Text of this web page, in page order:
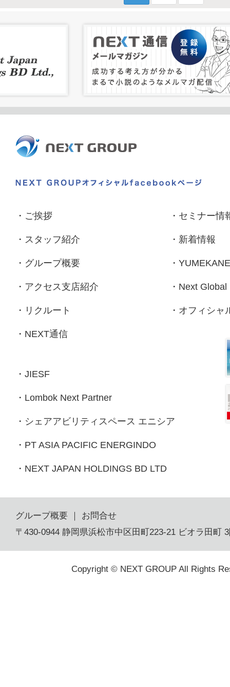
・ ご挨拶
・ スタッフ紹介
・ グループ概要
・ アクセス支店紹介
・ リクルート
・ NEXT通信
・ セミナー情
・ 新着情報
・
・ Next Global
・ オフィシャ
・ JIESF
・ Lombok Next Partner
・ シェアアビリティスペース エニシア
・ PT ASIA PACIFIC ENERGINDO
・ NEXT JAPAN HOLDINGS BD LTD
グループ概要 ｜
お問合せ
〒430-0944 静岡県浜松市中区田町223-21 ビオラ田町
Copyright © NEXT GROUP All Rights